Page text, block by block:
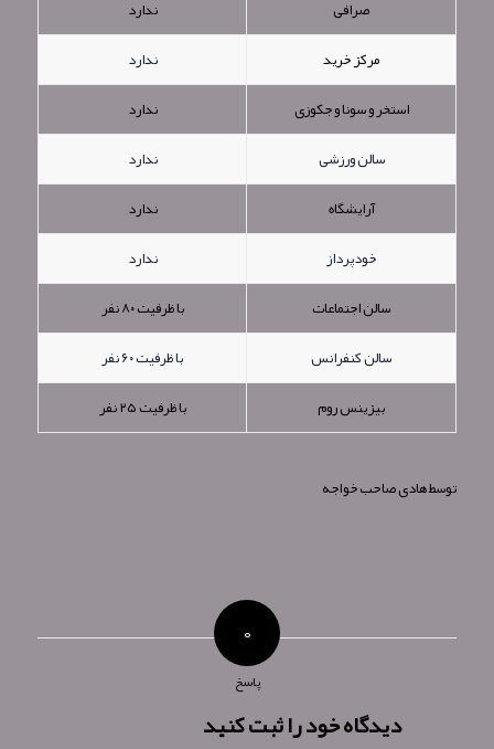
صرافی
ندارد
مرکز خرید
ندارد
استخر و سونا و جکوزی
ندارد
سالن ورزشی
ندارد
آرایشگاه
ندارد
خودپرداز
ندارد
سالن اجتماعات
با ظرفیت ۸۰ نفر
سالن کنفرانس
با ظرفیت ۶۰ نفر
بیزینس روم
با ظرفیت ۲۵ نفر
توسطهادی صاحب خواجه
۰
پاسخ
دیدگاه خود را ثبت کنید